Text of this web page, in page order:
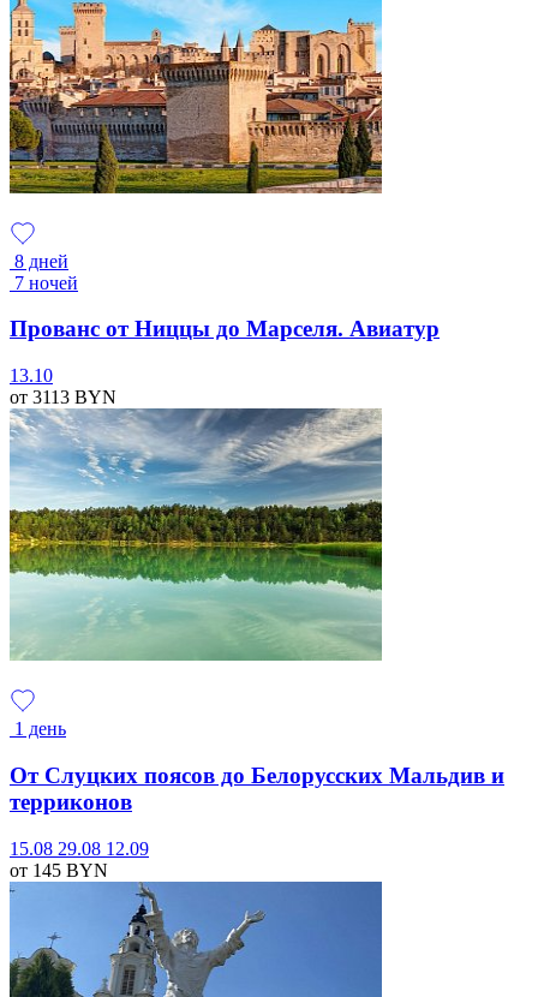
8 дней
7 ночей
Прованс от Ниццы до Марселя. Авиатур
13.10
от 3113 BYN
1 день
От Слуцких поясов до Белорусских Мальдив и
терриконов
15.08 29.08 12.09
от 145 BYN